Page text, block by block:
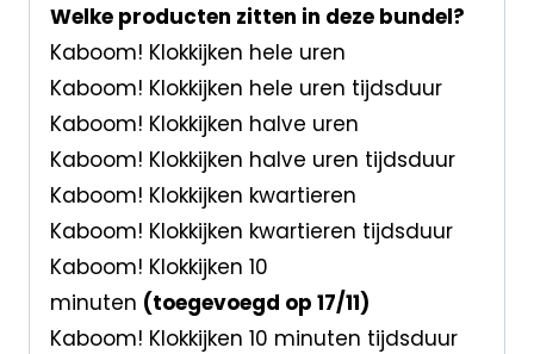
Welke producten zitten in deze bundel?
Kaboom! Klokkijken hele uren
Kaboom! Klokkijken hele uren tijdsduur
Kaboom! Klokkijken halve uren
Kaboom! Klokkijken halve uren tijdsduur
Kaboom! Klokkijken kwartieren
Kaboom! Klokkijken kwartieren tijdsduur
Kaboom! Klokkijken 10
minuten (toegevoegd op 17/11)
Kaboom! Klokkijken 10 minuten tijdsduur